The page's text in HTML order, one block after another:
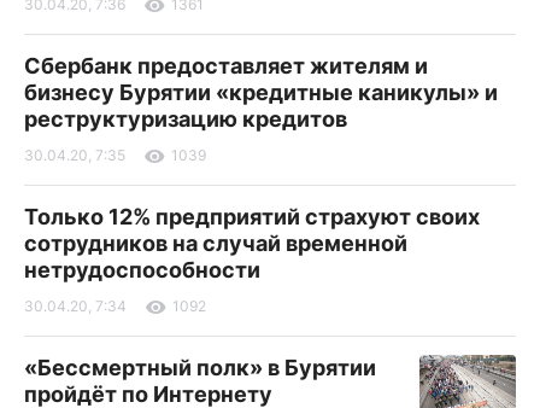
30.04.20, 7:36 1361
Сбербанк предоставляет жителям и
бизнесу Бурятии «кредитные каникулы» и
реструктуризацию кредитов
30.04.20, 7:35 1039
Только 12% предприятий страхуют своих
сотрудников на случай временной
нетрудоспособности
30.04.20, 7:34 1092
«Бессмертный полк» в Бурятии
пройдёт по Интернету